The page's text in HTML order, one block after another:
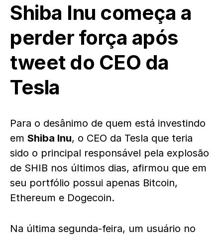
Shiba Inu começa a
perder força após
tweet do CEO da
Tesla
Para o desânimo de quem está investindo
em Shiba Inu, o CEO da Tesla que teria
sido o principal responsável pela explosão
de SHIB nos últimos dias, afirmou que em
seu portfólio possui apenas Bitcoin,
Ethereum e Dogecoin.
Na última segunda-feira, um usuário no